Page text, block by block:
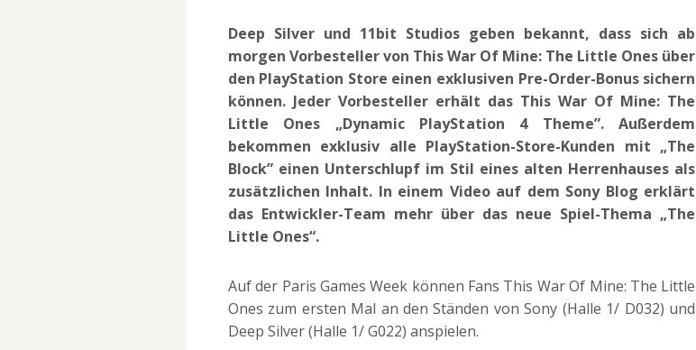
Deep Silver und 11bit Studios geben bekannt, dass sich ab
morgen Vorbesteller von This War Of Mine: The Little Ones über
den PlayStation Store einen exklusiven Pre-Order-Bonus sichern
können. Jeder Vorbesteller erhält das This War Of Mine: The
Little Ones „Dynamic PlayStation 4 Theme”. Außerdem
bekommen exklusiv alle PlayStation-Store-Kunden mit „The
Block” einen Unterschlupf im Stil eines alten Herrenhauses als
zusätzlichen Inhalt. In einem Video auf dem Sony Blog erklärt
das Entwickler-Team mehr über das neue Spiel-Thema „The
Little Ones“.
Auf der Paris Games Week können Fans This War Of Mine: The Little
Ones zum ersten Mal an den Ständen von Sony (Halle 1/ D032) und
Deep Silver (Halle 1/ G022) anspielen.